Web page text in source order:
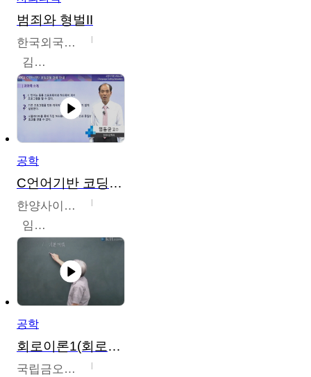
범죄와 형벌II
한국외국어대학교
김현수
공학
C언어기반 코딩교육
한양사이버대학교
임동균
공학
회로이론1(회로이론1, 회로이론2, 전자회로1)
국립금오공과대학교